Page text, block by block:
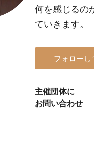
何を感じるの
ていきます。
フォローし
主催団体に
お問い合わせ